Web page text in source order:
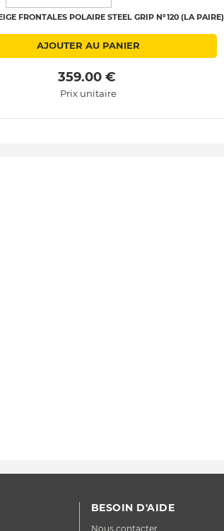
FRONTALES POLAIRE STEEL GRIP N°120 (LA PAIRE)
AJOUTER AU PANIER
359.00 €
Prix unitaire
BESOIN D'AIDE
Nous contacter